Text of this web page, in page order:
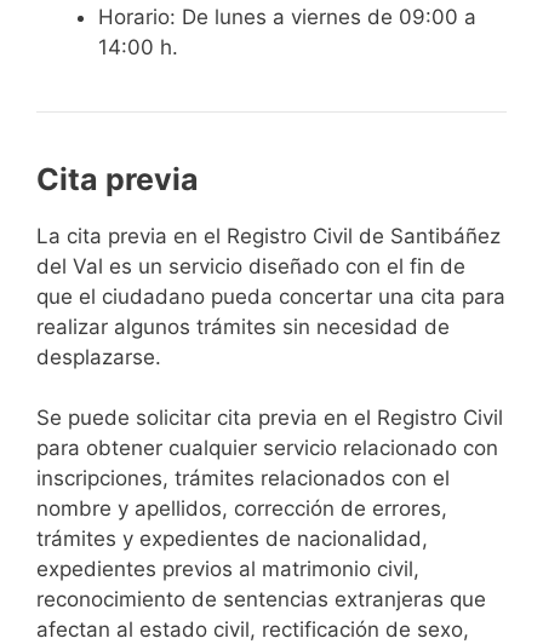
Horario: De lunes a viernes de 09:00 a
14:00 h.
Cita previa
​​​​​​​​​​​​​​​​​​​​​​​​​​​​La cita previa en el Registro Civil de Santibáñez
del Val es un servicio diseñado con el fin de
que el ciudadano pueda concertar una cita para
realizar algunos trámites sin necesidad de
desplazarse.​
Se puede solicitar cita previa en el Registro Civil
para obtener cualquier servicio relacionado con
inscripciones, trámites relacionados con el
nombre y apellidos, corrección de errores,
trámites y expedientes de nacionalidad,
expedientes previos al matrimonio civil,
reconocimiento de sentencias extranjeras que
afectan al estado civil, rectificación de sexo,